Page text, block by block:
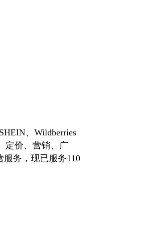
、Wildberries
定价、营销、广
务，现已服务110